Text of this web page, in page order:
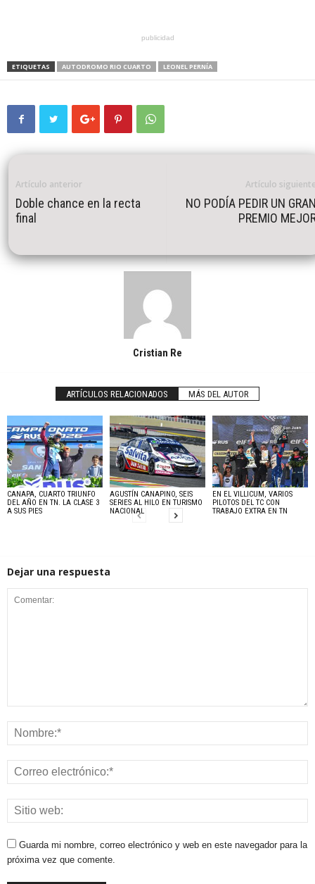
publicidad
ETIQUETAS AUTODROMO RIO CUARTO LEONEL PERNÍA
Artículo anterior
Doble chance en la recta
final
Artículo
NO PODÍA PEDIR UN
PREMIO
Cristian Re
ARTÍCULOS RELACIONADOS MÁS DEL AUTOR
CANAPA, CUARTO TRIUNFO
DEL AÑO EN TN. LA CLASE 3
A SUS PIES
AGUSTÍN CANAPINO, SEIS
SERIES AL HILO EN TURISMO
NACIONAL
EN EL VILLICUM, VARIOS
PILOTOS DEL TC CON
TRABAJO EXTRA EN TN
Dejar una respuesta
Guarda mi nombre, correo electrónico y web en este navegador para la
próxima vez que comente.